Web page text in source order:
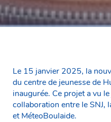
Le 15 janvier 2025, la
du centre de jeunesse de
inaugurée. Ce projet a vu
collaboration entre le SNJ,
et MéteoBoulaide.